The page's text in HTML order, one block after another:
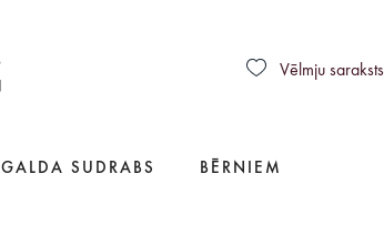
Vēlmju saraksts
GALDA SUDRABS BĒRNIEM